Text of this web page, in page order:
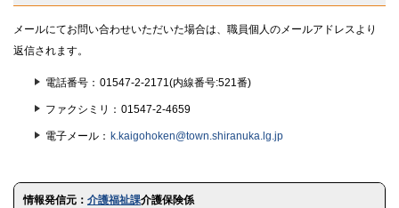
メールにてお問い合わせいただいた場合は、職員個人のメールアドレスより
返信されます。
電話番号 01547-2-2171(内線番号:521番)
ファクシミリ 01547-2-4659
電子メール k.kaigohoken@town.shiranuka.lg.jp
ト
情報発信元： 介護福祉課介護保険係